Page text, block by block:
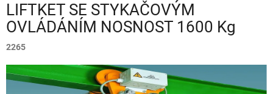
LIFTKET SE STYKAČOVÝM
OVLÁDÁNÍM NOSNOST 1600 Kg
2265